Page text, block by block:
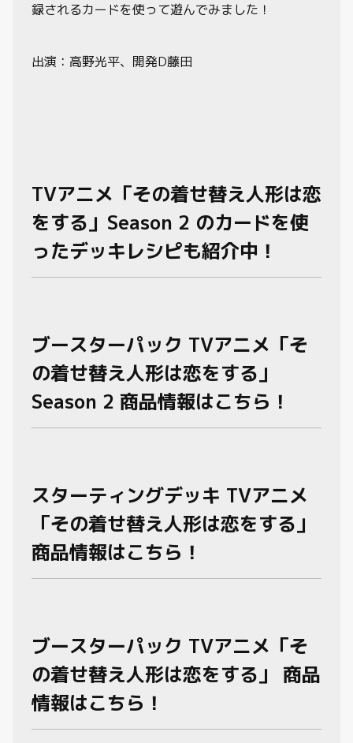
録されるカードを使って遊んでみました！
出演：高野光平、開発D藤田
TVアニメ「その着せ替え人形は恋
をする」Season 2 のカードを使
ったデッキレシピも紹介中！
ブースターパック TVアニメ「そ
の着せ替え人形は恋をする」
Season 2 商品情報はこちら！
スターティングデッキ TVアニメ
「その着せ替え人形は恋をする」
商品情報はこちら！
ブースターパック TVアニメ「そ
の着せ替え人形は恋をする」 商品
情報はこちら！